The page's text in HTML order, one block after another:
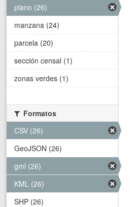
plano (26)
manzana (24)
parcela (20)
sección censal (1)
zonas verdes (1)
Formatos
CSV (26)
GeoJSON (26)
gml (26)
KML (26)
SHP (26)